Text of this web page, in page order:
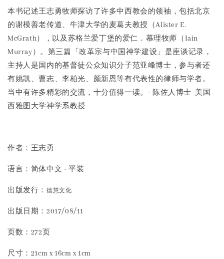
本书记述王志勇牧师探访了许多中西教会的领袖，包括北京
的谢模善老传道、牛津大学的麦葛夫教授（Alister E.
McGrath），以及苏格兰爱丁堡的爱仁．慕理牧师（Iain
Murray）。第三篇「改革宗与中国神学建设」是座谈记录，
主持人是国内的基督徒公众知识分子范亚峰博士，参与者还
有姚凯、曹志、李柏光、颜新恩等有代表性的律师与学者。
当中有许多精彩的交流，十分值得一读。- 陈佐人博士 美国
西雅图大学神学系教授
作者：王志勇
语言：简体中文 · 平装
出版发行： 德慧文化
出版日期：2017/08/11
页数：272页
尺寸：21cm x 16cm x 1cm